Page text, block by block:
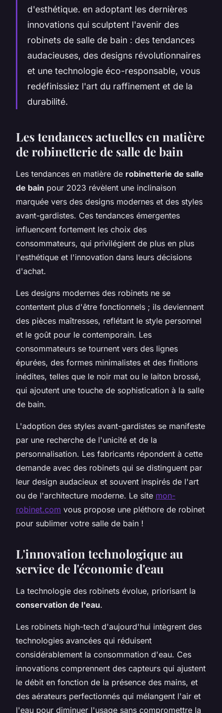
d'esthétique. en adoptant les dernières
innovations qui sculptent l'avenir des
robinets de salle de bain : des tendances
audacieuses, des designs révolutionnaires
et une technologie éco-responsable, vous
redéfinissiez l'art du raffinement et de la
durabilité.
Les tendances actuelles en matière
de robinetterie de salle de bain
Les tendances en matière de robinetterie de salle
de bain pour 2023 révèlent une inclinaison
marquée vers des designs modernes et des styles
avant-gardistes. Ces tendances émergentes
influencent fortement les choix des
consommateurs, qui privilégient de plus en plus
l'esthétique et l'innovation dans leurs décisions
d'achat.
Les designs modernes des robinets ne se
contentent plus d'être fonctionnels ; ils deviennent
des pièces maîtresses, reflétant le style personnel
et le goût pour le contemporain. Les
consommateurs se tournent vers des lignes
épurées, des formes minimalistes et des finitions
inédites, telles que le noir mat ou le laiton brossé,
qui ajoutent une touche de sophistication à la salle
de bain.
L'adoption des styles avant-gardistes se manifeste
par une recherche de l'unicité et de la
personnalisation. Les fabricants répondent à cette
demande avec des robinets qui se distinguent par
leur design audacieux et souvent inspirés de l'art
ou de l'architecture moderne. Le site mon-
robinet.com vous propose une pléthore de robinet
pour sublimer votre salle de bain !
L'innovation technologique au
service de l'économie d'eau
La technologie des robinets évolue, priorisant la
conservation de l'eau.
Les robinets high-tech d'aujourd'hui intègrent des
technologies avancées qui réduisent
considérablement la consommation d'eau. Ces
innovations comprennent des capteurs qui ajustent
le débit en fonction de la présence des mains, et
des aérateurs perfectionnés qui mélangent l'air et
l'eau pour diminuer l'usage sans compromettre la